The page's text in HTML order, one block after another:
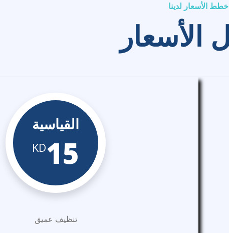
خطط الأسعار لدينا
الأسعار
القياسية
KD15
تنظيف عميق